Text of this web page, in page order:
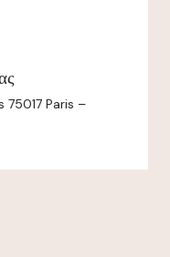
75017 Paris –